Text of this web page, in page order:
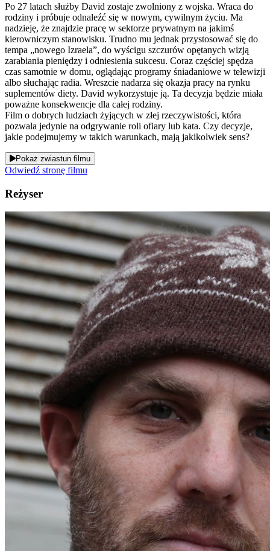
Po 27 latach służby David zostaje zwolniony z wojska. Wraca do
rodziny i próbuje odnaleźć się w nowym, cywilnym życiu. Ma
nadzieję, że znajdzie pracę w sektorze prywatnym na jakimś
kierowniczym stanowisku. Trudno mu jednak przystosować się do
tempa „nowego Izraela”, do wyścigu szczurów opętanych wizją
zarabiania pieniędzy i odniesienia sukcesu. Coraz częściej spędza
czas samotnie w domu, oglądając programy śniadaniowe w telewizji
albo słuchając radia. Wreszcie nadarza się okazja pracy na rynku
suplementów diety. David wykorzystuje ją. Ta decyzja będzie miała
poważne konsekwencje dla całej rodziny.
Film o dobrych ludziach żyjących w złej rzeczywistości, która
pozwala jedynie na odgrywanie roli ofiary lub kata. Czy decyzje,
jakie podejmujemy w takich warunkach, mają jakikolwiek sens?
Pokaż zwiastun filmu
Odwiedź stronę filmu
Reżyser